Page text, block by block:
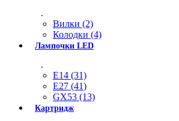
.
Вилки (2)
Колодки (4)
Лампочки LED
.
E14 (31)
E27 (41)
GX53 (13)
Картридж